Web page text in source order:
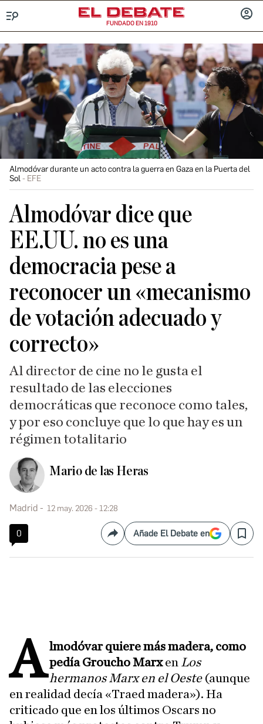
FUNDADO EN 1910
Almodóvar durante un acto contra la guerra en Gaza en la Puerta del
Sol
EFE
Almodóvar dice que
EE.UU. no es una
democracia pese a
reconocer un «mecanismo
de votación adecuado y
correcto»
Al director de cine no le gusta el
resultado de las elecciones
democráticas que reconoce como tales,
y por eso concluye que lo que hay es un
régimen totalitario
Mario de las Heras
Madrid 12 may. 2026 - 12:28
0 CompartirAñade El Debate en Save
A lmodóvar quiere más madera, como
pedía Groucho Marxen Los
hermanos Marx en el Oeste (aunque
en realidad decía «Traed madera»). Ha
criticado que en los últimos Oscars no